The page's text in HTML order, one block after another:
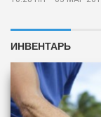
ИНВЕНТАРЬ